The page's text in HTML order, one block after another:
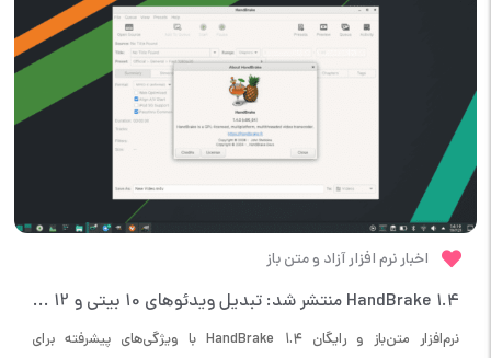
اخبار نرم افزار آزاد و متن باز
HandBrake 1.4 منتشر شد: تبدیل ویدئوهای 10 بیتی و 12 بیتی با پشتیبانی از Apple Silicon M1
نرم‌افزار متن‌باز و رایگان HandBrake 1.4 با ویژگی‌های پیشرفته برای